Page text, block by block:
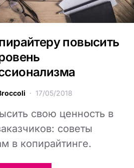
повысить
17/05/2018
свою ценность в
советы
в копирайтинге.